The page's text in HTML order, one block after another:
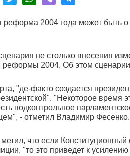
реформа 2004 года может быть
не столько внесения
реформы 2004. Об этом сценарии
"де-факто создается
"Некоторое время
подконтрольное
- отметил Владимир Фесенко.
что если
"то это приведет к